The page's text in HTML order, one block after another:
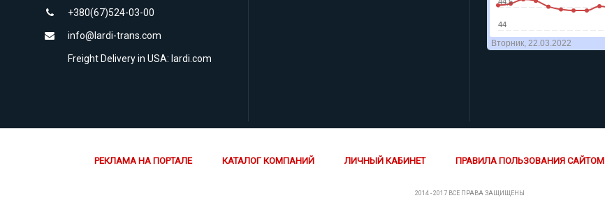
+380(67)524-03-00
info@lardi-trans.com
Freight Delivery in USA: lardi.com
РЕКЛАМА НА ПОРТАЛЕ КАТАЛОГ КОМПАНИЙ ЛИЧНЫЙ КАБИНЕТ ПРАВИЛА ПОЛЬЗОВАНИЯ САЙТОМ
2014 - 2017 ВСЕ ПРАВА ЗАЩИЩЕНЫ